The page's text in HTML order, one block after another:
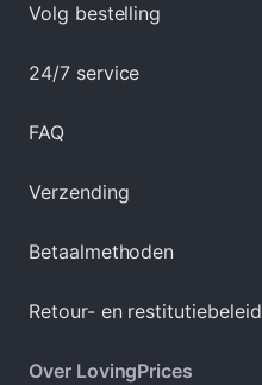
Volg bestelling
24/7 service
FAQ
Verzending
Betaalmethoden
Retour- en restitutiebeleid
Over LovingPrices